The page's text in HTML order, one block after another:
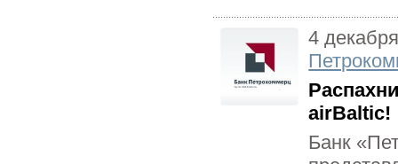
4
airBaltic!
Банк